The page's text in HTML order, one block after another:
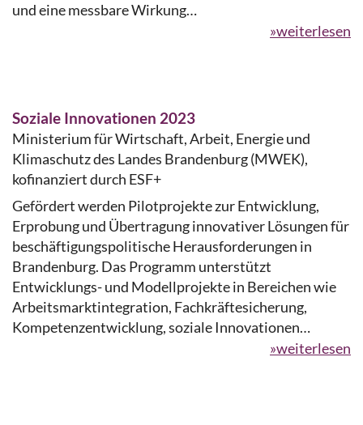
und eine messbare Wirkung…
»weiterlesen
Soziale Innovationen 2023
Ministerium für Wirtschaft, Arbeit, Energie und
Klimaschutz des Landes Brandenburg (MWEK),
kofinanziert durch ESF+
Gefördert werden Pilotprojekte zur Entwicklung,
Erprobung und Übertragung innovativer Lösungen für
beschäftigungspolitische Herausforderungen in
Brandenburg. Das Programm unterstützt
Entwicklungs- und Modellprojekte in Bereichen wie
Arbeitsmarktintegration, Fachkräftesicherung,
Kompetenzentwicklung, soziale Innovationen…
»weiterlesen